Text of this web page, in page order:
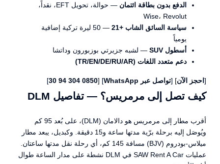
الدفع بدون بطاقة ائتمان
— حوالة، تحويل EFT، نقداً،
Wise، Revolut
سياسة السائق الشاب +21
— 50 ليرة تركية إضافية
يومياً
أسطول SUV
— لشبه جزيرتي بوزبورون وداتشا
دعم متعدد اللغات (TR/EN/DE/RU/AR)
[ احجز الآن] [تواصل عبر WhatsApp ] [
0850 304 94 30
]
كيف تصل إلى مرمريس؟ — تفاصيل DLM
أقرب مطار إلى مرمريس هو دالامان (DLM)، على بُعد 95 كم
ويُوصَل إليه برحلة برّية مدتها ساعة و15 دقيقة. وكبديل، يبعد مطار
ميلاس-بودروم (BJV) مسافة 145 كم، أي رحلة نقل مدتها ساعتان.
عمليات SAW Rent A Car في DLM نشطة على مدار الساعة طوال